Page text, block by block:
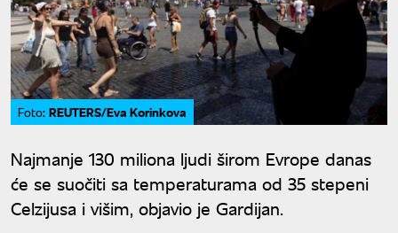
Foto: REUTERS/Eva Korinkova
Najmanje 130 miliona ljudi širom Evrope danas
će se suočiti sa temperaturama od 35 stepeni
Celzijusa i višim, objavio je Gardijan.